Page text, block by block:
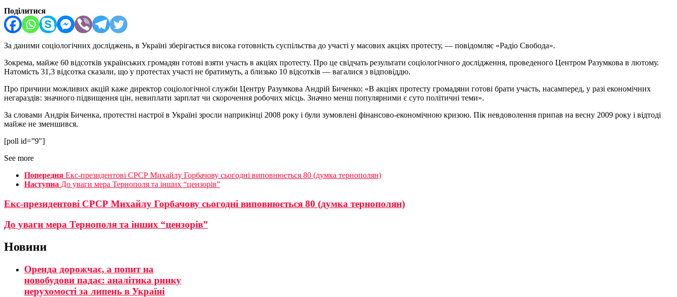
Поділитися
За даними соціологічних досліджень, в Україні зберігається висока готовність суспільства до участі у масових акціях протесту, — повідомляє «Радіо Свобода».
Зокрема, майже 60 відсотків українських громадян готові взяти участь в акціях протесту. Про це свідчать результати соціологічного дослідження, проведеного Центром Разумкова в лютому.
Натомість 31,3 відсотка сказали, що у протестах участі не братимуть, а близько 10 відсотків — вагалися з відповіддю.
Про причини можливих акцій каже директор соціологічної служби Центру Разумкова Андрій Биченко: «В акціях протесту громадяни готові брати участь, насамперед, у разі економічних
негараздів: значного підвищення цін, невиплати зарплат чи скорочення робочих місць. Значно менш популярними є суто політичні теми».
За словами Андрія Биченка, протестні настрої в Україні зросли наприкінці 2008 року і були зумовлені фінансово-економічною кризою. Пік невдоволення припав на весну 2009 року і відтоді
майже не зменшився.
[poll id=”9″]
See more
Попередня Екс-президентові СРСР Михайлу Горбачову сьогодні виповнюється 80 (думка тернополян)
Наступна До уваги мера Тернополя та інших “цензорів”
Екс-президентові СРСР Михайлу Горбачову сьогодні виповнюється 80 (думка тернополян)
До уваги мера Тернополя та інших “цензорів”
Новини
Оренда дорожчає, а попит на
новобудови падає: аналітика ринку
нерухомості за липень в Україні